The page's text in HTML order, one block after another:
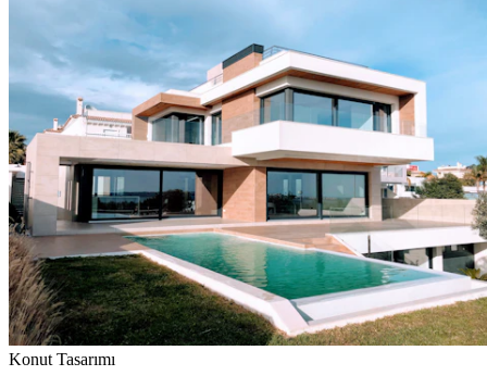
Konut Tasarımı